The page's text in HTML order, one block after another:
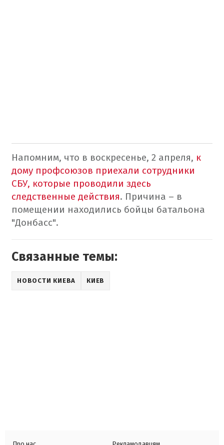
Напомним, что в воскресенье, 2 апреля, к
дому профсоюзов приехали сотрудники
СБУ, которые проводили здесь
следственные действия. Причина – в
помещении находились бойцы батальона
"Донбасс".
Связанные темы:
НОВОСТИ КИЕВА КИЕВ